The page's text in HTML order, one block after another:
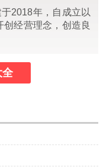
2018年，自成立以
经营理念，创造良
全